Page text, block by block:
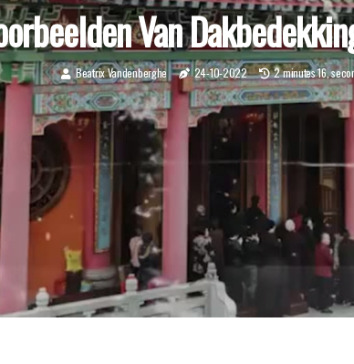
Van
Beatrix Vandenberghe 24-10-2022 2 minutes 16,